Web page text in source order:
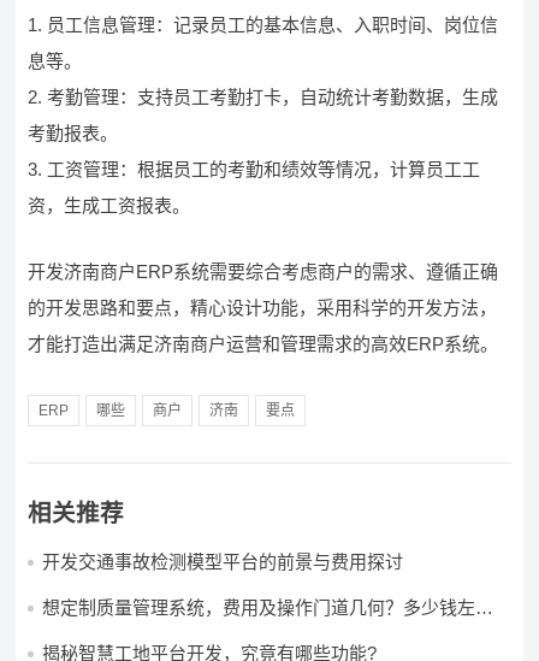
1. 员工信息管理：记录员工的基本信息、入职时间、岗位信
息等。
2. 考勤管理：支持员工考勤打卡，自动统计考勤数据，生成
考勤报表。
3. 工资管理：根据员工的考勤和绩效等情况，计算员工工
资，生成工资报表。
开发济南商户ERP系统需要综合考虑商户的需求、遵循正确
的开发思路和要点，精心设计功能，采用科学的开发方法，
才能打造出满足济南商户运营和管理需求的高效ERP系统。
ERP 哪些 商户 济南 要点
相关推荐
开发交通事故检测模型平台的前景与费用探讨
想定制质量管理系统，费用及操作门道几何？多少钱左右
揭秘智慧工地平台开发，究竟有哪些功能?